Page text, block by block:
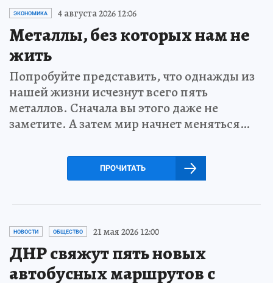
ЭКОНОМИКА 4 августа 2026 12:06
Металлы, без которых нам не
жить
Попробуйте представить, что однажды из
нашей жизни исчезнут всего пять
металлов. Сначала вы этого даже не
заметите. А затем мир начнет меняться…
ПРОЧИТАТЬ
НОВОСТИ ОБЩЕСТВО 21 мая 2026 12:00
ДНР свяжут пять новых
автобусных маршрутов с